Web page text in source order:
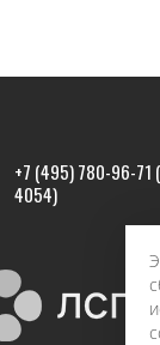
+7 (495) 780-96-71
4054)